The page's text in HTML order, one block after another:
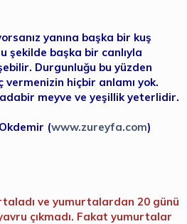
yanına başka bir kuş
şekilde başka bir canlıyla
Durgunluğu bu yüzden
hiçbir anlamı yok.
meyve ve yeşillik yeterlidir.
(www.zureyfa.com)
ve yumurtalardan 20 günü
çıkmadı. Fakat yumurtalar